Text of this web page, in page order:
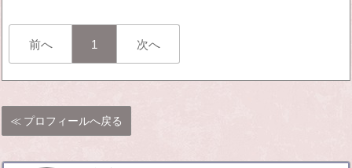
前へ 1 次へ
プロフィールへ戻る